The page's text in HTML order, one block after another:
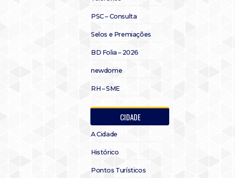
PSC – Consulta
Selos e Premiações
BD Folia – 2026
newdome
RH – SME
CIDADE
A Cidade
Histórico
Pontos Turísticos